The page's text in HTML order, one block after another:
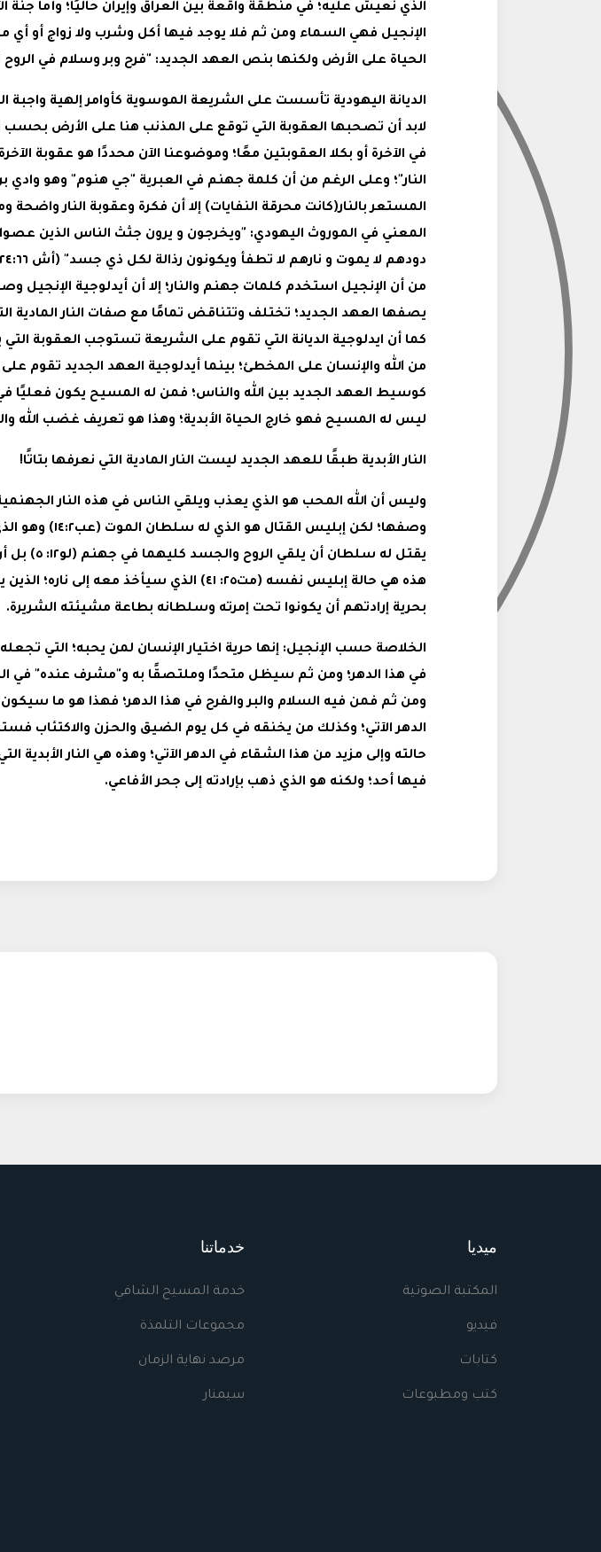
الذي نعيش عليه؛ في منطقة واقعة بين العراق وإيران حاليًا؛ وأما جنة
الإنجيل فهي السماء ومن ثم فلا يوجد فيها أكل وشرب ولا زواج أو أي
الحياة على الأرض ولكنها بنص العهد الجديد: "فرح وبر وسلام في
الديانة اليهودية تأسست على الشريعة الموسوية كأوامر إلهية واجبة
لابد أن تصحبها العقوبة التي توقع على المذنب هنا على الأرض بحسب
في الآخرة أو بكلا العقوبتين معًا؛ وموضوعنا الآن محددًا هو عقوبة
النار"؛ وعلى الرغم من أن كلمة جهنم في العبرية "جي هنوم" وهو وادي
المستعر بالنار(كانت محرقة النفايات) إلا أن فكرة وعقوبة النار واضحة
المعني في الموروث اليهودي: "ويخرجون و يرون جثث الناس الذين
من أن الإنجيل استخدم كلمات جهنم والنار؛ إلا أن أيدلوجية الإنجيل
يصفها العهد الجديد؛ تختلف وتتناقض تمامًا مع صفات النار المادية
كما أن ايدلوجية الديانة التي تقوم على الشريعة تستوجب العقوبة
من الله والإنسان على المخطئ؛ بينما أيدلوجية العهد الجديد تقوم
كوسيط العهد الجديد بين الله والناس؛ فمن له المسيح يكون فعليًا
ليس له المسيح فهو خارج الحياة الأبدية؛ وهذا هو تعريف غضب الله
النار الأبدية طبقًا للعهد الجديد ليست النار المادية التي نعرفها بتاتًا!
وليس أن الله المحب هو الذي يعذب ويلقي الناس في هذه النار الجهنمية
وصفها؛ لكن إبليس القتال هو الذي له
يقتل له سلطان أن يلقي
هذه هي حالة إبليس نفسه (مت٢٥: ٤١) الذي سيأخذ معه إلى ناره؛
بحرية إرادتهم أن يكونوا تحت إمرته وسلطانه بطاعة مشيئته الشريرة.
الخلاصة حسب الإنجيل: إنها حرية اختيار الإنسان لمن يحبه؛ التي
في هذا الدهر؛ ومن ثم سيظل متحدًا وملتصقًا به و"مشرف عنده" في
ومن ثم فمن فيه السلام والبر والفرح في هذا الدهر؛ فهذا هو ما
الدهر الآتي؛ وكذلك من يخنقه في كل يوم الضيق والحزن والاكتئاب
حالته وإلى مزيد من هذا الشقاء في الدهر الآتي؛ وهذه هي النار الأبدية
فيها أحد؛ ولكنه هو الذي ذهب بإرادته إلى جحر الأفاعي.
ميديا
المكتبة الصوتية
فيديو
كتابات
كتب ومطبوعات
خدماتنا
خدمة المسيح الشافي
مجموعات التلمذة
مرصد نهاية الزمان
سيمنار